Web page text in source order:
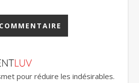
pour réduire les indésirables.